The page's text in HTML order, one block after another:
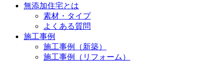
無添加住宅とは
素材・タイプ
よくある質問
施工事例
施工事例（新築）
施工事例（リフォーム）